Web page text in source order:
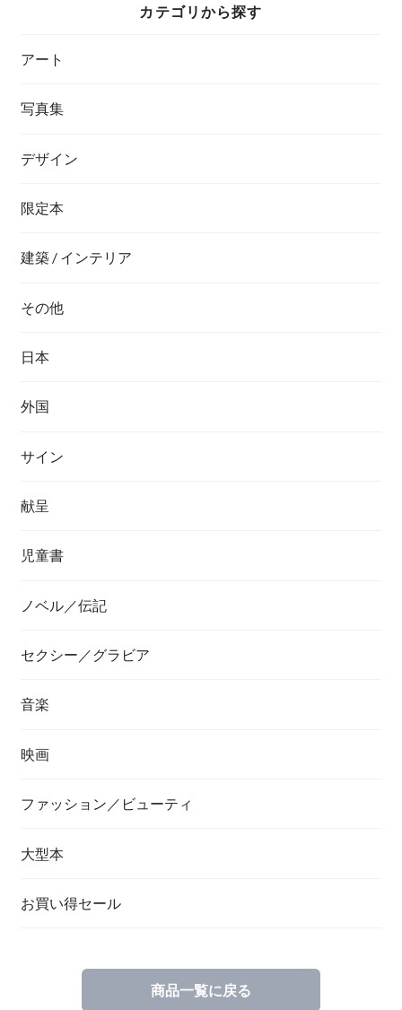
カテゴリから探す
アート
写真集
デザイン
限定本
建築 / インテリア
その他
日本
外国
サイン
献呈
児童書
ノベル／伝記
セクシー／グラビア
音楽
映画
ファッション／ビューティ
大型本
お買い得セール
商品一覧に戻る